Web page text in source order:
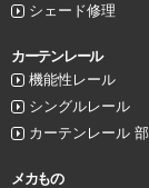
シェード修理
カーテンレール
機能性レール
シングルレール
カーテンレール
メカもの